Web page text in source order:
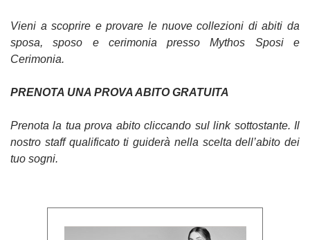
Vieni a scoprire e provare le nuove collezioni di abiti da
sposa, sposo e cerimonia presso Mythos Sposi e
Cerimonia.
PRENOTA UNA PROVA ABITO GRATUITA
Prenota la tua prova abito cliccando sul link sottostante. Il
nostro staff qualificato ti guiderà nella scelta dell’abito dei
tuo sogni.